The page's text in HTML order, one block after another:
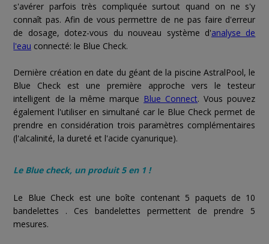
s'avérer parfois très compliquée surtout quand on ne s'y
connaît pas. Afin de vous permettre de ne pas faire d'erreur
de dosage, dotez-vous du nouveau système d'analyse de
l'eau connecté: le Blue Check.
Dernière création en date du géant de la piscine AstralPool, le
Blue Check est une première approche vers le testeur
intelligent de la même marque Blue Connect. Vous pouvez
également l'utiliser en simultané car le Blue Check permet de
prendre en considération trois paramètres complémentaires
(l'alcalinité, la dureté et l'acide cyanurique).
Le Blue check, un produit 5 en 1 !
Le Blue Check est une boîte contenant 5 paquets de 10
bandelettes . Ces bandelettes permettent de prendre 5
mesures.